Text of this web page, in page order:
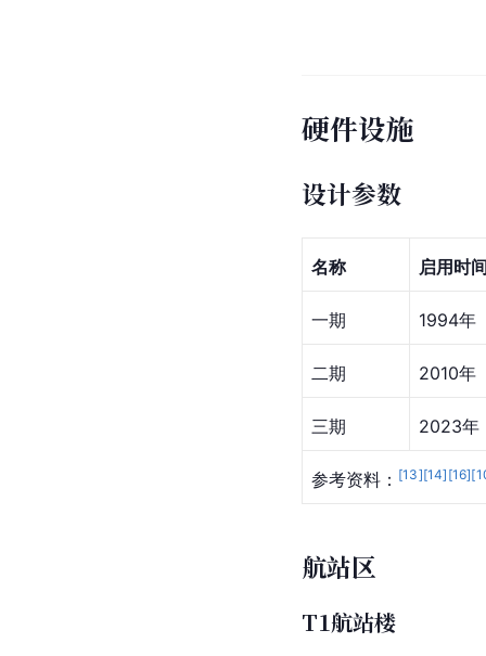
硬件设施
设计参数
名称 启用时
一期 1994年
二期 2010年
三期 2023年
参考资料： [13][14] [16][
航站区
T1航站楼